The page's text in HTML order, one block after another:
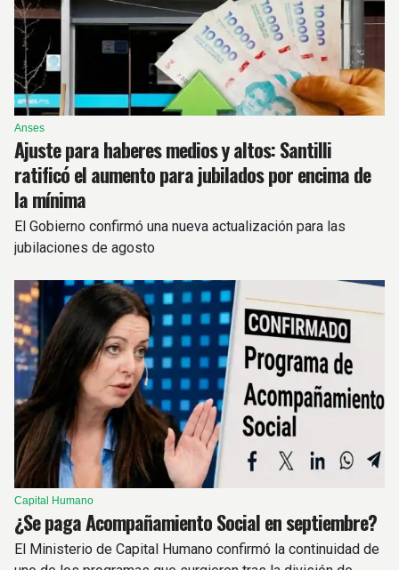
Anses
Ajuste para haberes medios y altos: Santilli
ratificó el aumento para jubilados por encima de
la mínima
El Gobierno confirmó una nueva actualización para las
jubilaciones de agosto
Capital Humano
¿Se paga Acompañamiento Social en septiembre?
El Ministerio de Capital Humano confirmó la continuidad de